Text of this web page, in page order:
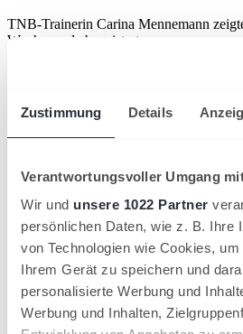
Zustimmung Details
Verantwortungsvoller Umgang
Wir und unsere 1022 Partner
persönlichen Daten, wie z. B. Ihre
von Technologien wie Cookies,
Ihrem Gerät zu speichern und
personalisierte Werbung und
Werbung und Inhalten,
TNB-Trainerin Carina Mennemann
Wochenende begeistert:
„Unsere Kinder haben beim Orange &
beeindruckender war, wie sie sich
und in schwierigen Momenten immer
sind dankbar, diese Entwicklung
möchten wir der Turnierleitung, der
Fotografen und allen engagierten
Gelingen beitragen. Ein besonderer
als Vizepräsidentin Jugendsport, die
konstant unterstützt. Ohne all diese
Wochenende nicht möglich.“
Der TNB blickt damit auf ein rundum
Wochenende zurück – sportlich